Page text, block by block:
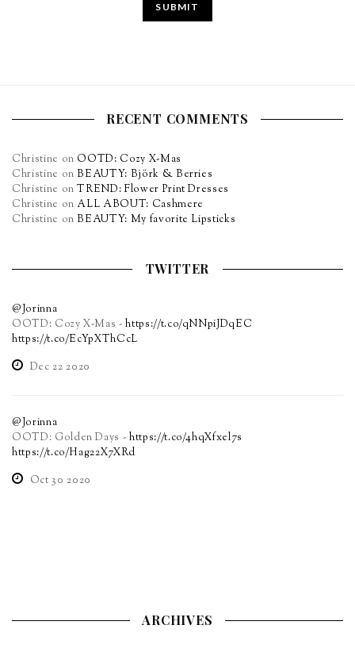
RECENT COMMENTS
Christine on OOTD: Cozy X-Mas
Christine onBEAUTY: Björk & Berries
Christine onTREND: Flower Print Dresses
Christine on ALL ABOUT: Cashmere
Christine onBEAUTY: My favorite Lipsticks
TWITTER
@Jorinna
OOTD: Cozy X-Mas -https://t.co/qNNpiJDqEC
https://t.co/EcYpXThCcL
Dec 22 2020
@Jorinna
OOTD: Golden Days - https://t.co/4hqXfxel7s
https://t.co/Hag22X7XRd
Oct 30 2020
ARCHIVES